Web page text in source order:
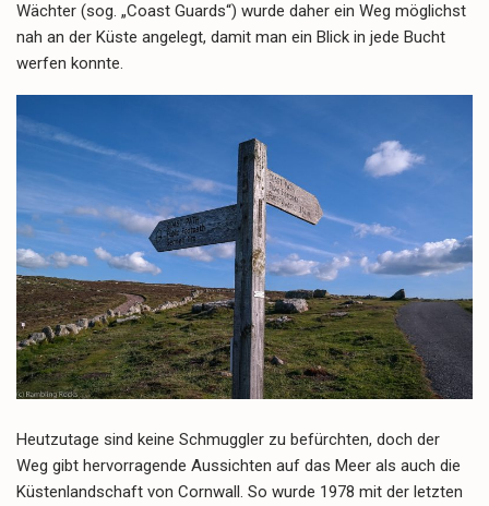
Wächter (sog. „Coast Guards“) wurde daher ein Weg möglichst
nah an der Küste angelegt, damit man ein Blick in jede Bucht
werfen konnte.
Heutzutage sind keine Schmuggler zu befürchten, doch der
Weg gibt hervorragende Aussichten auf das Meer als auch die
Küstenlandschaft von Cornwall. So wurde 1978 mit der letzten